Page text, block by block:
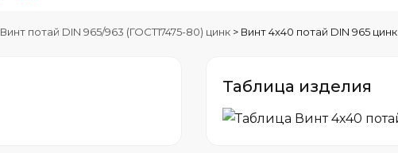
Винт потай DIN 965/963 (ГОСТ17475-80) цинк > Винт 4х40 потай DIN 965 цинк
Таблица изделия